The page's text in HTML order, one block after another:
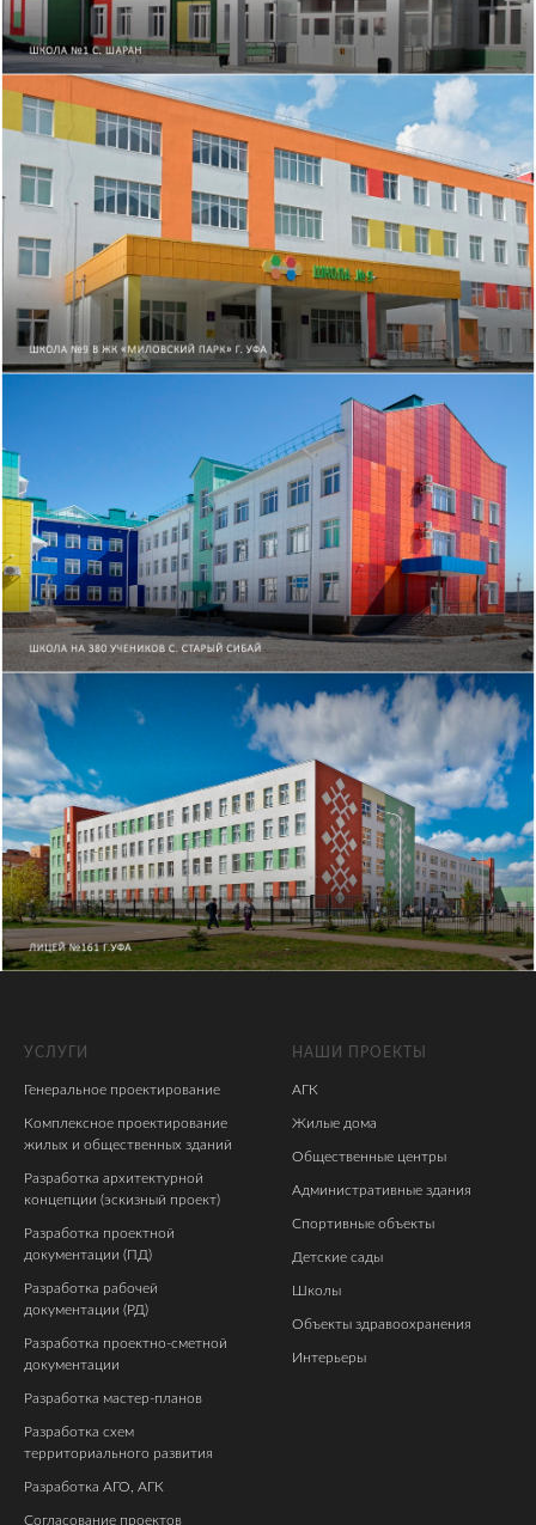
УСЛУГИ
Генеральное проектирование
Комплексное проектирование
жилых и общественных зданий
Разработка архитектурной
концепции (эскизный проект)
Разработка проектной
документации (ПД)
Разработка рабочей
документации (РД)
Разработка проектно-сметной
документации
Разработка мастер-планов
Разработка схем
территориального развития
Разработка АГО, АГК
Согласование проектов
НАШИ ПРОЕКТЫ
АГК
Жилые дома
Общественные центры
Административные здания
Спортивные объекты
Детские сады
Школы
Объекты здравоохранения
Интерьеры